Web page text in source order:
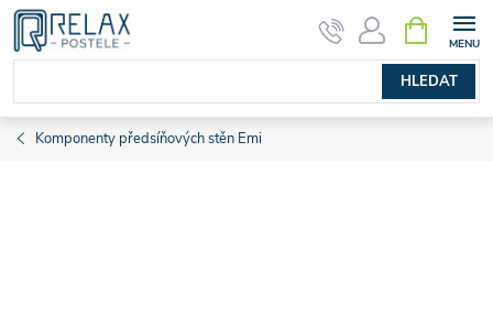
Přejít
obsah
HLEDAT
NÁKUPNÍ
KOŠÍK
Komponenty předsíňových stěn Emi